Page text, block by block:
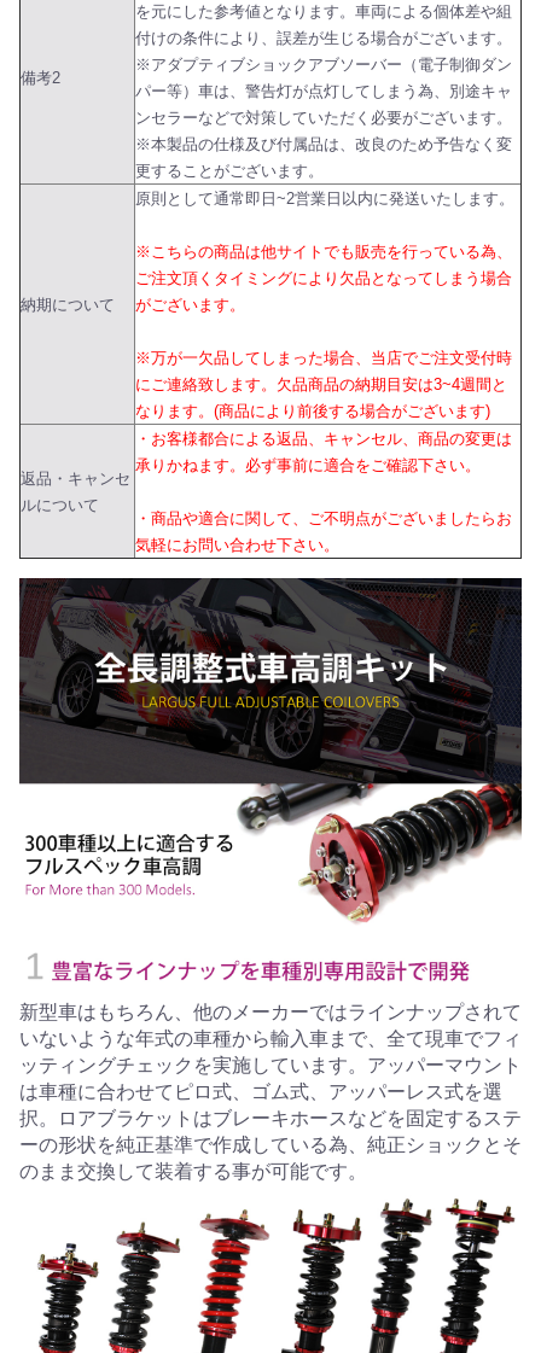
備考2
を元にした参考値となります。車両による個体差や組
付けの条件により、誤差が生じる場合がございます。
※アダプティブショックアブソーバー（電子制御ダン
パー等）車は、警告灯が点灯してしまう為、別途キャ
ンセラーなどで対策していただく必要がございます。
※本製品の仕様及び付属品は、改良のため予告なく変
更することがございます。
納期について
原則として通常即日~2営業日以内に発送いたします。
※こちらの商品は他サイトでも販売を行っている為、
ご注文頂くタイミングにより欠品となってしまう場合
がございます。
※万が一欠品してしまった場合、当店でご注文受付時
にご連絡致します。欠品商品の納期目安は3~4週間と
なります。(商品により前後する場合がございます)
返品・キャンセ
ルについて
・お客様都合による返品、キャンセル、商品の変更は
承りかねます。必ず事前に適合をご確認下さい。
・商品や適合に関して、ご不明点がございましたらお
気軽にお問い合わせ下さい。
新型車はもちろん、他のメーカーではラインナップされて
いないような年式の車種から輸入車まで、全て現車でフィ
ッティングチェックを実施しています。アッパーマウント
は車種に合わせてピロ式、ゴム式、アッパーレス式を選
択。ロアブラケットはブレーキホースなどを固定するステ
ーの形状を純正基準で作成している為、純正ショックとそ
のまま交換して装着する事が可能です。